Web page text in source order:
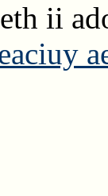
ii